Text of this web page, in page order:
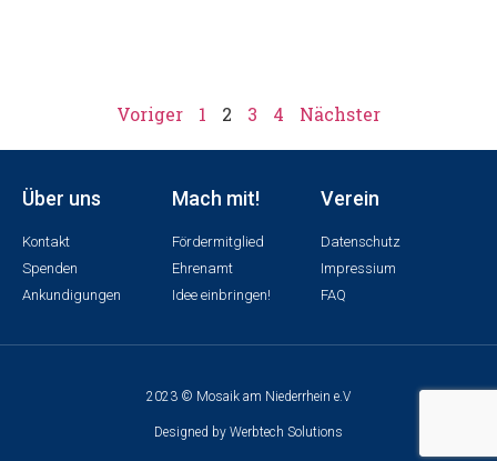
Voriger 1 2 3 4 Nächster
Über uns
Kontakt
Spenden
Ankundigungen
Mach mit!
Fördermitglied
Ehrenamt
Idee einbringen!
Verein
Datenschutz
Impressium
FAQ
2023 © Mosaik am Niederrhein e.V
Designed by Werbtech Solutions